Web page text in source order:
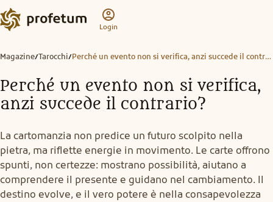
Login
Magazine/Tarocchi/ Perché un evento non si verifica, anzi succede il contrario?
Perché un evento non si verifica,
anzi succede il contrario?
La cartomanzia non predice un futuro scolpito nella
pietra, ma riflette energie in movimento. Le carte offrono
spunti, non certezze: mostrano possibilità, aiutano a
comprendere il presente e guidano nel cambiamento. Il
destino evolve, e il vero potere è nella consapevolezza